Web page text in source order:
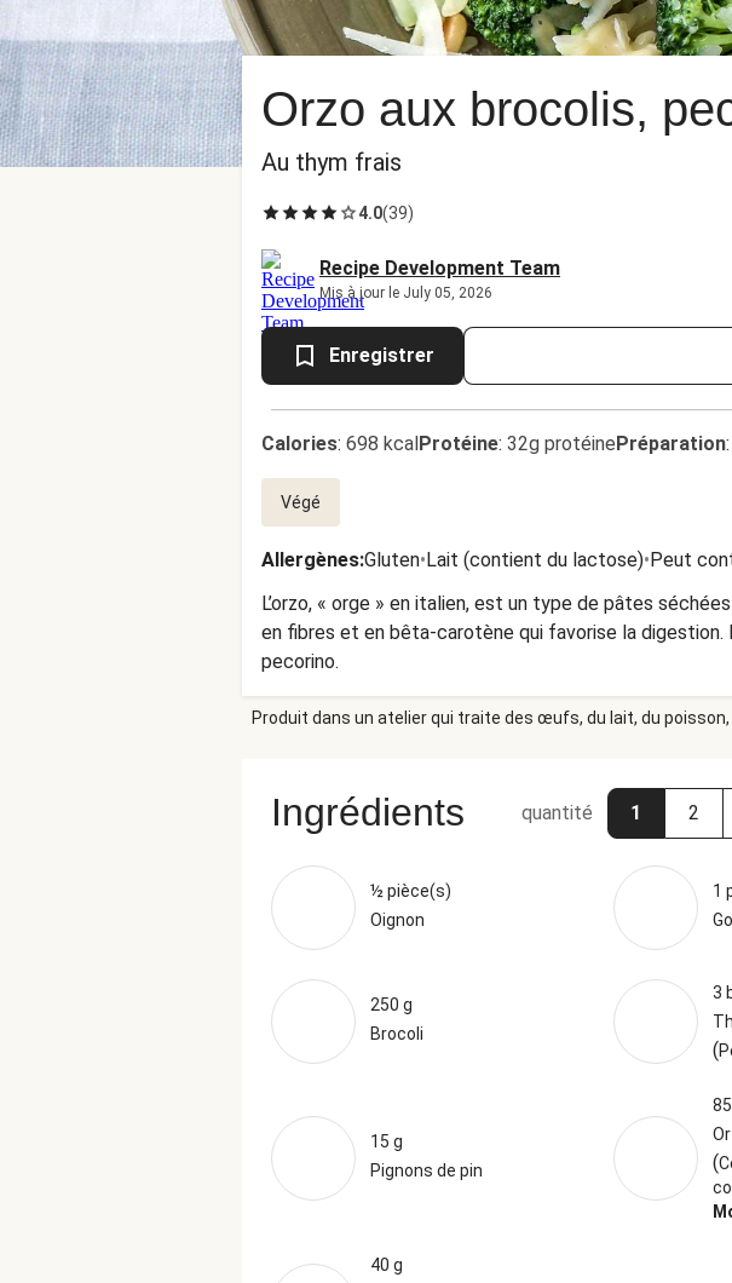
Orzo aux brocolis,
Au thym frais
4.0(39)
Recipe Development Team
Mis à jour le July 05, 2026
Enregistrer
Calories: 698 kcalProtéine: 32g protéinePréparation:
Végé
Allergènes:Gluten•Lait (contient du lactose)•Peut
L’orzo, « orge » en italien, est un type de pâtes
en fibres et en bêta-carotène qui favorise la
pecorino.
Produit dans un atelier qui traite des œufs, du lait, du
Ingrédients quantité 1 2
½ pièce(s)
Oignon
1
250 g
Brocoli
3
(
15 g
Pignons de pin
(
40 g